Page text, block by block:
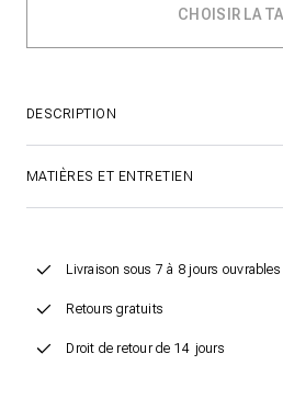
DESCRIPTION
MATIÈRES ET ENTRETIEN
Livraison sous 7 à 8 jours ouvrables
Retours gratuits
Droit de retour de 14 jours